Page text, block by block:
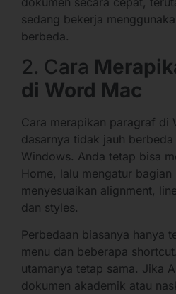
sedang bekerja
berbeda.
2. Cara
di Word Mac
Cara merapikan paragraf di
dasarnya tidak jauh
Windows. Anda tetap bisa
Home, lalu mengatur bagian
menyesuaikan alignment,
dan styles.
Perbedaan biasanya hanya
menu dan beberapa
utamanya tetap sama. Jika
dokumen akademik atau